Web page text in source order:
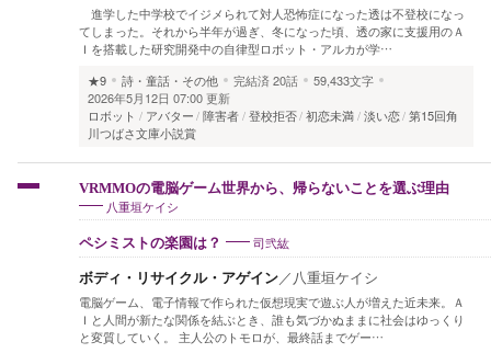
進学した中学校でイジメられて対人恐怖症になった透は不登校になっ
てしまった。それから半年が過ぎ、冬になった頃、透の家に支援用のＡ
Ｉを搭載した研究開発中の自律型ロボット・アルカが学…
★9
詩・童話・その他 完結済20話
59,433文字
2026年5月12日 07:00 更新
ロボット
アバター 障害者 登校拒否 初恋未満 淡い恋 第15回角
川つばさ文庫小説賞
VRMMOの電脳ゲーム世界から、帰らないことを選ぶ理由
八重垣ケイシ
ペシミストの楽園は？ 司弐紘
ボディ・リサイクル・アゲイン／八重垣ケイシ
電脳ゲーム、電子情報で作られた仮想現実で遊ぶ人が増えた近未来。Ａ
Ｉと人間が新たな関係を結ぶとき、誰も気づかぬままに社会はゆっくり
と変質していく。 主人公のトモロが、最終話までゲー…